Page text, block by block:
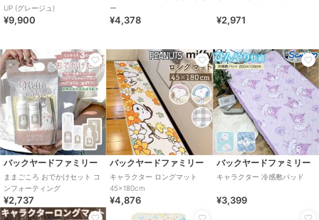
UP (グレージュ)
¥9,900
ー
¥4,378 ¥2,971
バックヤードファミリー
ままごころ おでかけセット コ
ンフォーティング
¥2,737
バックヤードファミリー
キャラクター ロングマット
45×180cm
¥4,876
バックヤードファミリー
キャラクター 冷感敷パッド
¥3,399